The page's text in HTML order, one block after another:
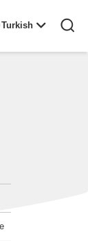
Turkish 